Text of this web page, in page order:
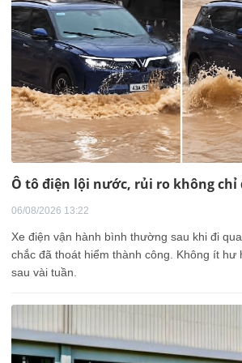
Ô tô điện lội nước, rủi ro không chỉ
06/08/2026 13:22
Xe điện vận hành bình thường sau khi đi
chắc đã thoát hiểm thành công. Không ít hư
sau vài tuần.